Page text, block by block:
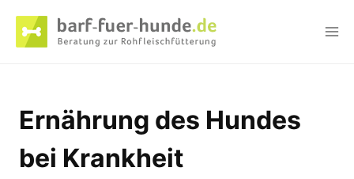
Inhalt
springen
Ernährung des Hundes
bei Krankheit